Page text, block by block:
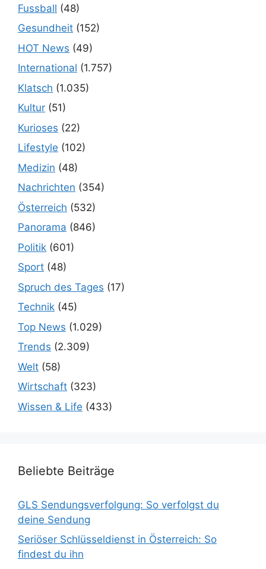
Fussball (48)
Gesundheit (152)
HOT News (49)
International (1.757)
Klatsch (1.035)
Kultur (51)
Kurioses (22)
Lifestyle (102)
Medizin (48)
Nachrichten (354)
Österreich (532)
Panorama (846)
Politik (601)
Sport (48)
Spruch des Tages (17)
Technik (45)
Top News (1.029)
Trends (2.309)
Welt (58)
Wirtschaft (323)
Wissen & Life (433)
Beliebte Beiträge
GLS Sendungsverfolgung: So verfolgst du
deine Sendung
Seriöser Schlüsseldienst in Österreich: So
findest du ihn